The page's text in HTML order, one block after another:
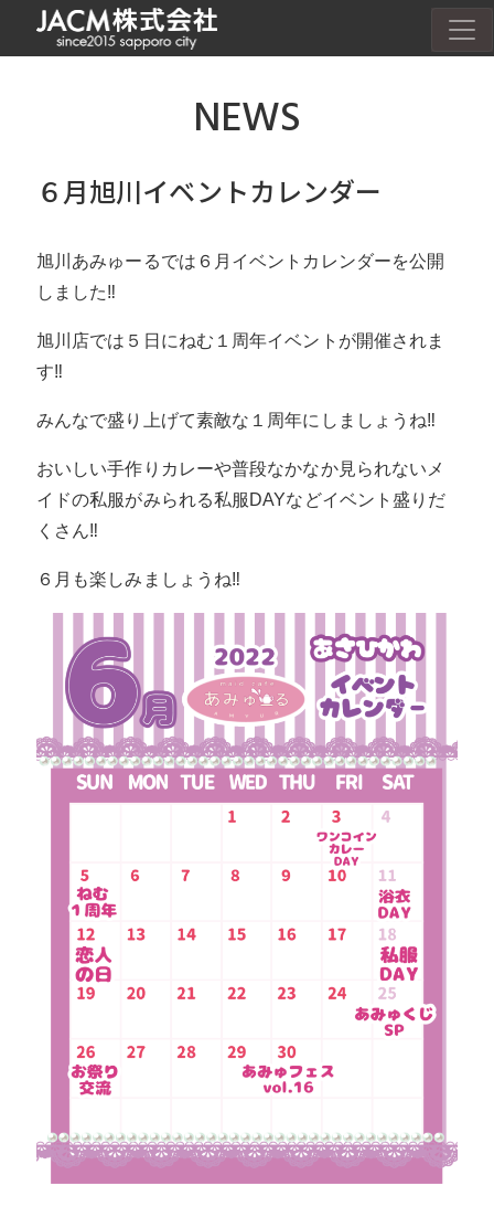
NEWS
６月旭川イベントカレンダー
旭川あみゅーるでは６月イベントカレンダーを公開
しました‼
旭川店では５日にねむ１周年イベントが開催されま
す‼
みんなで盛り上げて素敵な１周年にしましょうね‼
おいしい手作りカレーや普段なかなか見られないメ
イドの私服がみられる私服DAYなどイベント盛りだ
くさん‼
６月も楽しみましょうね‼